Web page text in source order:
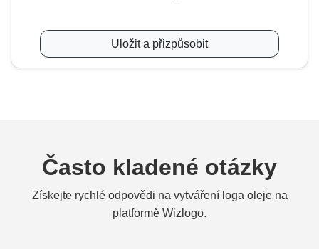
Uložit a přizpůsobit
Často kladené otázky
Získejte rychlé odpovědi na vytváření loga oleje na
platformě Wizlogo.